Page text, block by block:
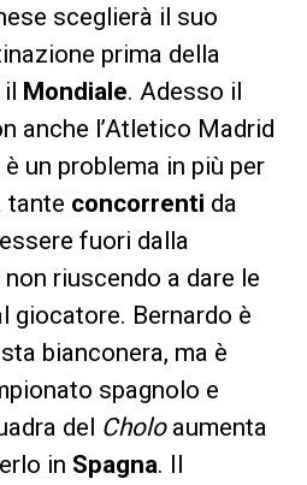
sceglierà il suo
prima della
il Mondiale. Adesso il
anche l’Atletico Madrid
un problema in più per
tante concorrenti da
fuori dalla
riuscendo a dare le
giocatore. Bernardo è
bianconera, ma è
spagnolo e
del Cholo aumenta
in Spagna. Il